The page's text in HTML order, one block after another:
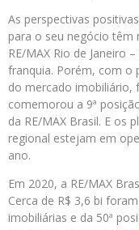
As perspectivas
para o seu negócio têm
RE/MAX Rio de Janeiro
franquia. Porém, com o
do mercado imobiliário,
comemorou a 9ª
da RE/MAX Brasil. E os
regional estejam em
ano.
Em 2020, a RE/MAX
Cerca de R$ 3,6 bi
imobiliárias e da 50ª